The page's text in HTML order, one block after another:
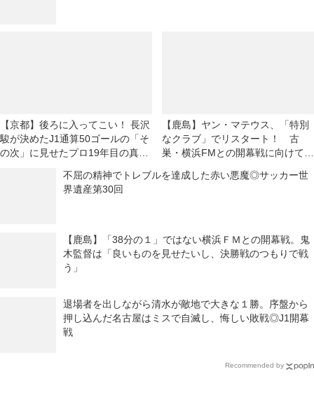
【京都】後ろに入ってこい！ 長沢
駿が決めたJ1通算50ゴールの「そ
の次」に見せたプロ19年目の真骨
【鹿島】ヤン・マテウス、「特別
なクラブ」でリスタート！ 古
巣・横浜FMとの開幕戦に向けては
を求めたい！」
不屈の精神でトレブルを達成した赤い悪魔◎サッカー世
界遺産第30回
【鹿島】「38分の１」ではない横浜ＦＭとの開幕戦。鬼
木監督は「良いものを見せたいし、決勝戦のつもりで戦
う」
退場者を出しながら清水が敵地で大きな１勝。序盤から
押し込んだ名古屋はミスで自滅し、悔しい敗戦◎J1開幕
戦
Recommended by